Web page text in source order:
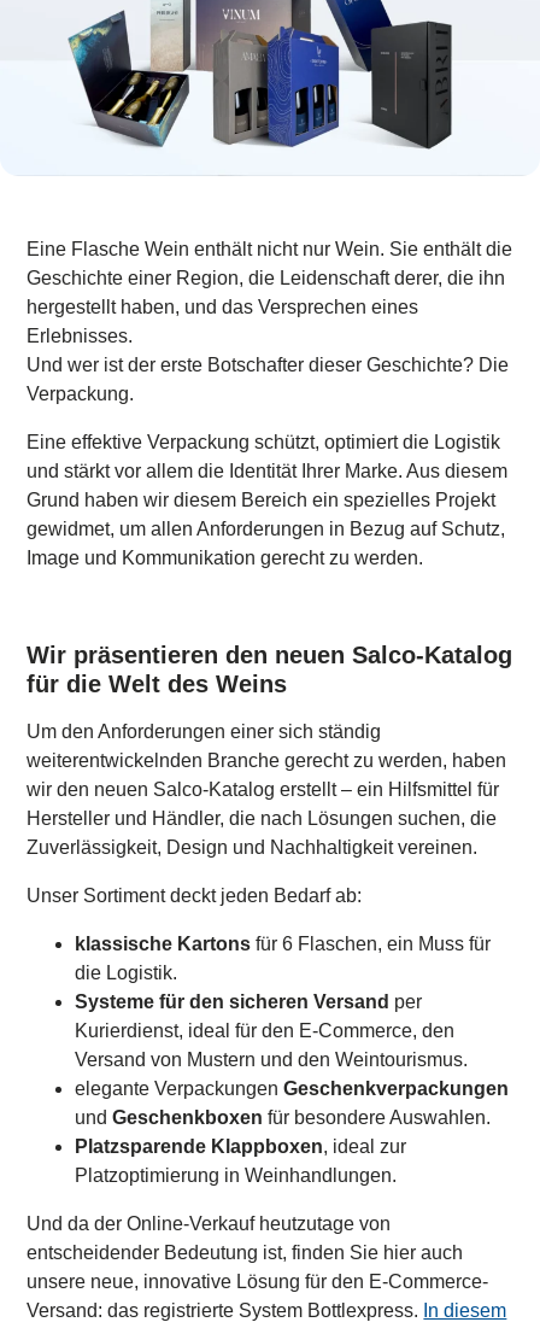
Eine Flasche Wein enthält nicht nur Wein. Sie enthält die
Geschichte einer Region, die Leidenschaft derer, die ihn
hergestellt haben, und das Versprechen eines
Erlebnisses.
Und wer ist der erste Botschafter dieser Geschichte? Die
Verpackung.
Eine effektive Verpackung schützt, optimiert die Logistik
und stärkt vor allem die Identität Ihrer Marke. Aus diesem
Grund haben wir diesem Bereich ein spezielles Projekt
gewidmet, um allen Anforderungen in Bezug auf Schutz,
Image und Kommunikation gerecht zu werden.
Wir präsentieren den neuen Salco-Katalog
für die Welt des Weins
Um den Anforderungen einer sich ständig
weiterentwickelnden Branche gerecht zu werden, haben
wir den neuen Salco-Katalog erstellt – ein Hilfsmittel für
Hersteller und Händler, die nach Lösungen suchen, die
Zuverlässigkeit, Design und Nachhaltigkeit vereinen.
Unser Sortiment deckt jeden Bedarf ab:
klassische Kartons für 6 Flaschen, ein Muss für
die Logistik.
Systeme für den sicheren Versand per
Kurierdienst, ideal für den E-Commerce, den
Versand von Mustern und den Weintourismus.
elegante VerpackungenGeschenkverpackungen
undGeschenkboxen für besondere Auswahlen.
Platzsparende Klappboxen, ideal zur
Platzoptimierung in Weinhandlungen.
Und da der Online-Verkauf heutzutage von
entscheidender Bedeutung ist, finden Sie hier auch
unsere neue, innovative Lösung für den E-Commerce-
Versand: das registrierte System Bottlexpress. In diesem